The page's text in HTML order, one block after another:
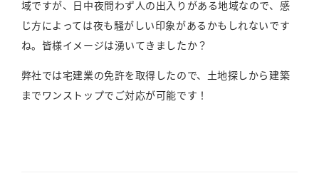
域ですが、日中夜問わず人の出入りがある地域なので、感
じ方によっては夜も騒がしい印象があるかもしれないです
ね。皆様イメージは湧いてきましたか？
弊社では宅建業の免許を取得したので、土地探しから建築
までワンストップでご対応が可能です！